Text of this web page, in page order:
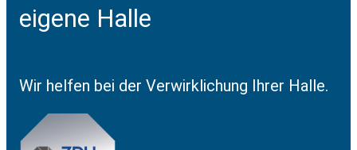
eigene Halle
Wir helfen bei der Verwirklichung Ihrer Halle.